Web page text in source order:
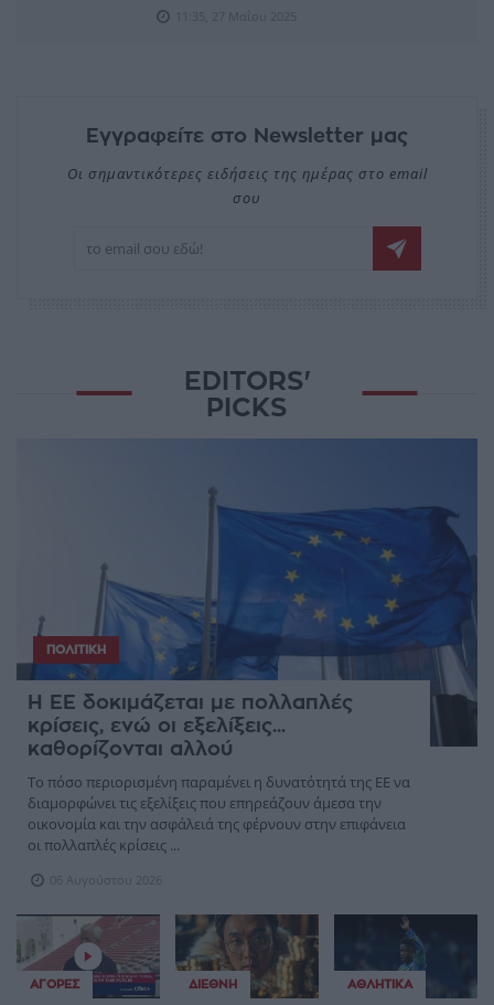
Εγγραφείτε στο Newsletter μας
Οι σημαντικότερες ειδήσεις της ημέρας στο email
σου
EDITORS'
PICKS
ΠΟΛΙΤΙΚΉ
Η ΕΕ δοκιμάζεται με πολλαπλές
κρίσεις, ενώ οι εξελίξεις...
καθορίζονται αλλού
Το πόσο περιορισμένη παραμένει η δυνατότητά της ΕΕ να
διαμορφώνει τις εξελίξεις που επηρεάζουν άμεσα την
οικονομία και την ασφάλειά της φέρνουν στην επιφάνεια
οι πολλαπλές κρίσεις ...
06 Αυγούστου 2026
ΑΓΟΡΈΣ ΔΙΕΘΝΉ ΑΘΛΗΤΙΚΆ